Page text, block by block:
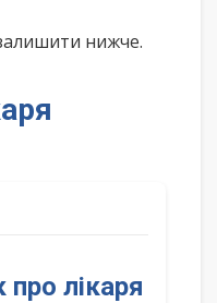
нижче.
про лікаря